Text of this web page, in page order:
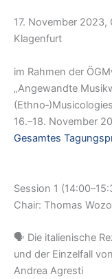
17. November
Klagenfurt
im Rahmen der
„Angewandte
16.–18. November
Gesamtes
Session 1
Chair: Thomas
🗣️ Die italienische
und der Einzelfall
Andrea Agresti